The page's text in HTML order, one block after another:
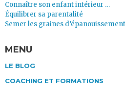
Connaître son enfant intérieur …
Équilibrer sa parentalité
Semer les graines
MENU
LE BLOG
COACHING ET FORMATIONS